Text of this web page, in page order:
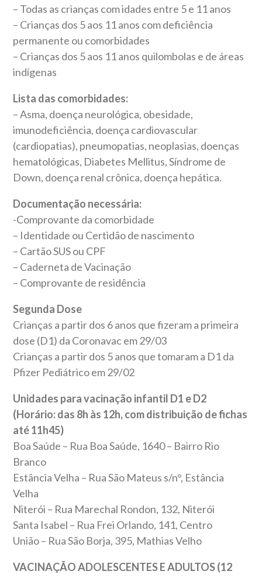
– Todas as crianças com idades entre 5 e 11 anos
– Crianças dos 5 aos 11 anos com deficiência
permanente ou comorbidades
– Crianças dos 5 aos 11 anos quilombolas e de áreas
indígenas
Lista das comorbidades:
– Asma, doença neurológica, obesidade,
imunodeficiência, doença cardiovascular
(cardiopatias), pneumopatias, neoplasias, doenças
hematológicas, Diabetes Mellitus, Síndrome de
Down, doença renal crônica, doença hepática.
Documentação necessária:
-Comprovante da comorbidade
– Identidade ou Certidão de nascimento
– Cartão SUS ou CPF
– Caderneta de Vacinação
– Comprovante de residência
Segunda Dose
Crianças a partir dos 6 anos que fizeram a primeira
dose (D1) da Coronavac em 29/03
Crianças a partir dos 5 anos que tomaram a D1 da
Pfizer Pediátrico em 29/02
Unidades para vacinação infantil D1 e D2
(Horário: das 8h às 12h, com distribuição de fichas
até 11h45)
Boa Saúde – Rua Boa Saúde, 1640 – Bairro Rio
Branco
Estância Velha – Rua São Mateus s/n°, Estância
Velha
Niterói – Rua Marechal Rondon, 132, Niterói
Santa Isabel – Rua Frei Orlando, 141, Centro
União – Rua São Borja, 395, Mathias Velho
VACINAÇÃO ADOLESCENTES E ADULTOS (12